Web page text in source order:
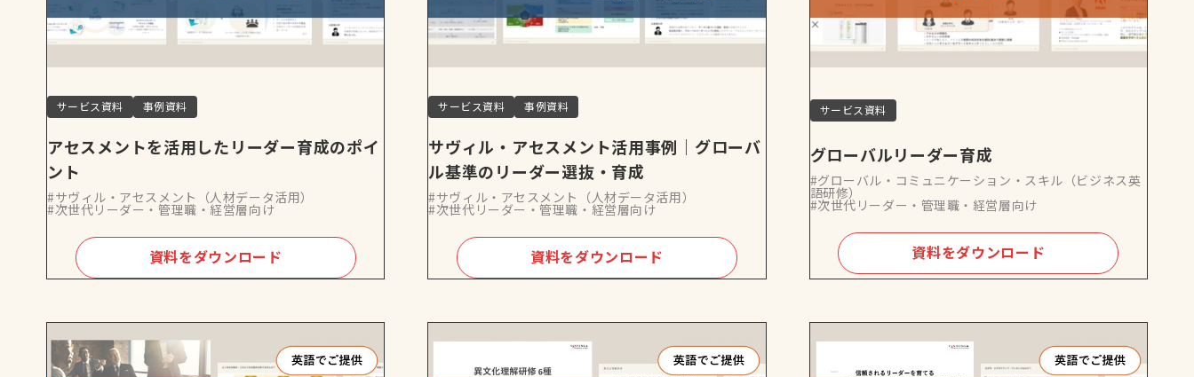
サービス資料 事例資料
アセスメントを活用したリーダー育成のポイ
ント
#サヴィル・アセスメント（人材データ活用）
#次世代リーダー・管理職・経営層向け
資料をダウンロード
サービス資料 事例資料
サヴィル・アセスメント活用事例｜グローバ
ル基準のリーダー選抜・育成
#サヴィル・アセスメント（人材データ活用）
#次世代リーダー・管理職・経営層向け
資料をダウンロード
サービス資料
グローバルリーダー育成
#グローバル・コミュニケーション・スキル（ビジネス英
語研修）
#次世代リーダー・管理職・経営層向け
資料をダウンロード